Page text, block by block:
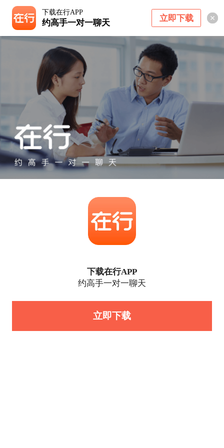
下载在行APP
约高手一对一聊天 立即下载
下载在行APP
约高手一对一聊天
立即下载